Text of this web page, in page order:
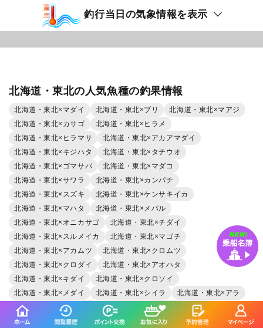
釣行当日の気象情報を表示
北海道・東北の人気魚種の釣果情報
北海道・東北×マダイ 北海道・東北×ブリ
北海道・東北×マアジ
北海道・東北×カサゴ
北海道・東北×ヒラメ
北海道・東北×ヒラマサ
北海道・東北×アカアマダイ
北海道・東北×キジハタ
北海道・東北×タチウオ
北海道・東北×ゴマサバ
北海道・東北×マダコ
北海道・東北×サワラ
北海道・東北×カンパチ
北海道・東北×スズキ
北海道・東北×ケンサキイカ
北海道・東北×マハタ
北海道・東北×メバル
北海道・東北×オニカサゴ
北海道・東北×チダイ
北海道・東北×スルメイカ
北海道・東北×マゴチ
北海道・東北×アカムツ
北海道・東北×クロムツ
北海道・東北×クロダイ
北海道・東北×アオハタ
北海道・東北×キダイ
北海道・東北×クロソイ
北海道・東北×メダイ
北海道・東北×シイラ
北海道・東北×アラ
北海道・東北×ホウボウ
北海道・東北×シログチ
北海道・東北×マサバ
北海道・東北×ショウサイフグ